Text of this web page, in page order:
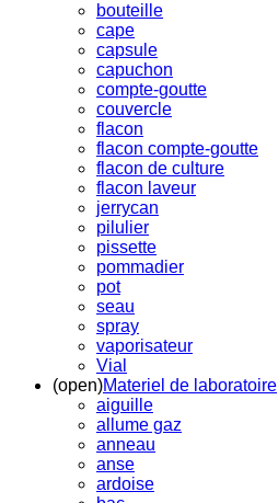
bouteille
cape
capsule
capuchon
compte-goutte
couvercle
flacon
flacon compte-goutte
flacon de culture
flacon laveur
jerrycan
pilulier
pissette
pommadier
pot
seau
spray
vaporisateur
Vial
(open)Materiel de laboratoire
aiguille
allume gaz
anneau
anse
ardoise